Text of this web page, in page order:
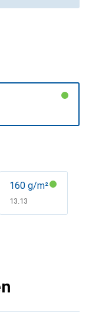
160 g/m²
CHF
13.13